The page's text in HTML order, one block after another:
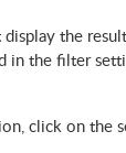
the
in the filter
click on the